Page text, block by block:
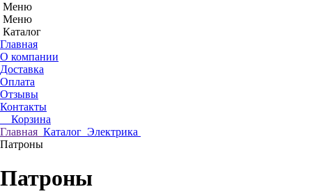
Меню
Меню
Каталог
Главная
О компании
Доставка
Оплата
Отзывы
Контакты
Корзина
Главная Каталог Электрика
Патроны
Патроны